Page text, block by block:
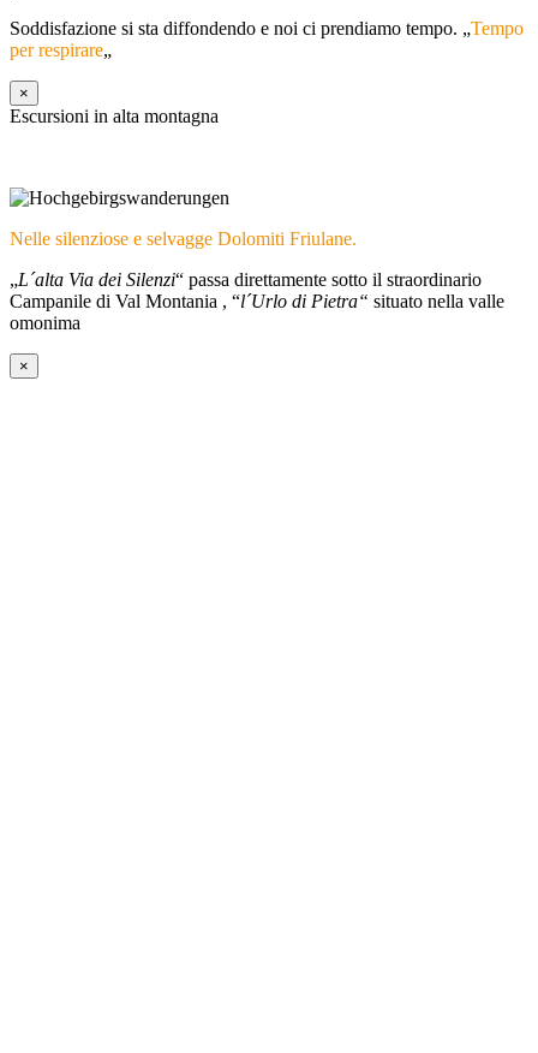
Soddisfazione si sta diffondendo e noi ci prendiamo tempo. „Tempo
per respirare„
×
Escursioni in alta montagna
Nelle silenziose e selvagge Dolomiti Friulane.
„L´alta Via dei Silenzi“ passa direttamente sotto il straordinario
Campanile di Val Montania , “l´Urlo di Pietra“ situato nella valle
omonima
×